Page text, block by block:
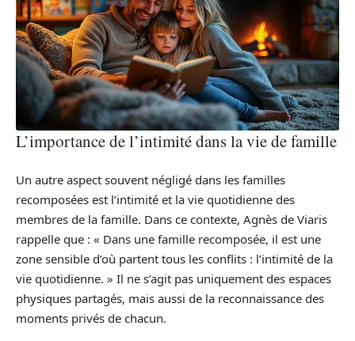
L’importance de l’intimité dans la vie de famille
Un autre aspect souvent négligé dans les familles
recomposées est l’intimité et la vie quotidienne des
membres de la famille. Dans ce contexte, Agnès de Viaris
rappelle que : « Dans une famille recomposée, il est une
zone sensible d’où partent tous les conflits : l’intimité de la
vie quotidienne. » Il ne s’agit pas uniquement des espaces
physiques partagés, mais aussi de la reconnaissance des
moments privés de chacun.